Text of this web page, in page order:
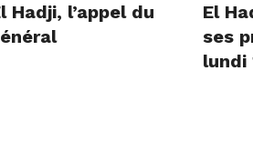
Hadji, l’appel du
El
ses
lundi